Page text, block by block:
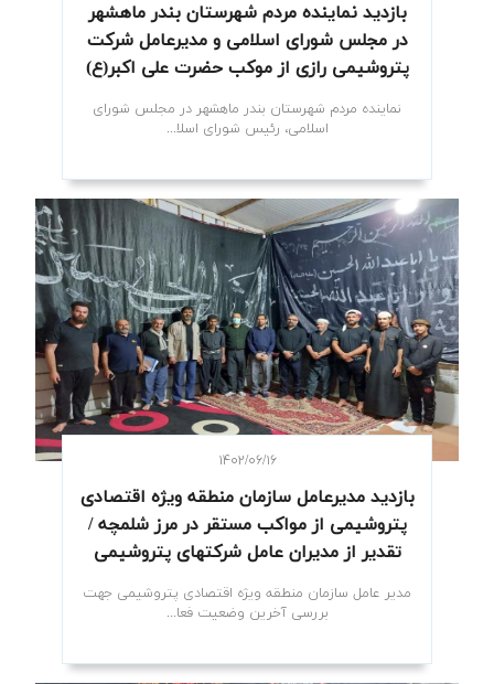
بازدید نماینده مردم شهرستان بندر ماهشهر
در مجلس شورای اسلامی و مدیرعامل شرکت
پتروشیمی رازی از موکب حضرت علی اکبر(ع)
نماینده مردم شهرستان بندر ماهشهر در مجلس شورای
اسلامی، رئیس شورای اسلا...
۱۴۰۲/۰۶/۱۶
بازدید مدیرعامل سازمان منطقه ویژه اقتصادی
پتروشیمی از مواکب مستقر در مرز شلمچه /
تقدیر از مدیران عامل شرکتهای پتروشیمی
مدیر عامل سازمان منطقه ویژه اقتصادی پتروشیمی جهت
بررسی آخرین وضعیت فعا...